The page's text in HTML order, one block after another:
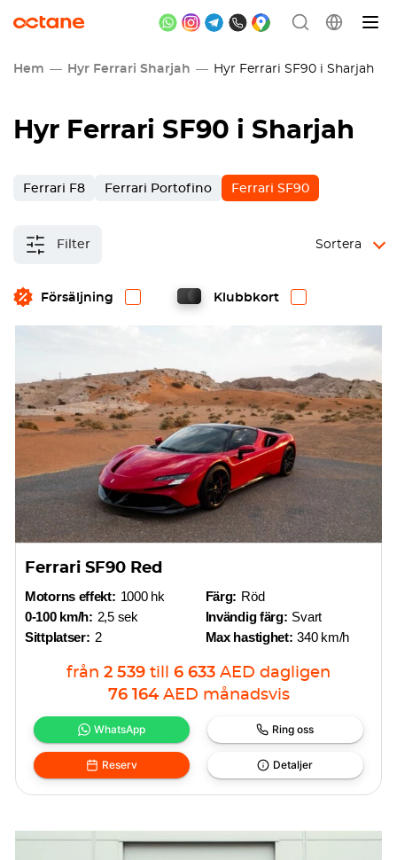
Hem Hyr Ferrari Sharjah Hyr Ferrari SF90 i Sharjah
Hyr Ferrari SF90 i Sharjah
Ferrari F8 Ferrari Portofino Ferrari SF90
Filter
Försäljning Klubbkort
Sortera
Ferrari SF90 Red
Motorns effekt: 1000 hk
0-100 km/h: 2,5 sek
Sittplatser: 2
Färg: Röd
Invändig färg: Svart
Max hastighet: 340 km/h
från 2 539 till 6 633 AED dagligen
76 164 AED månadsvis
WhatsApp Ring oss
Reserv Detaljer